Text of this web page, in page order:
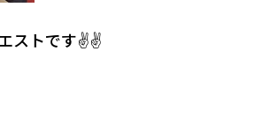
ストです✌✌